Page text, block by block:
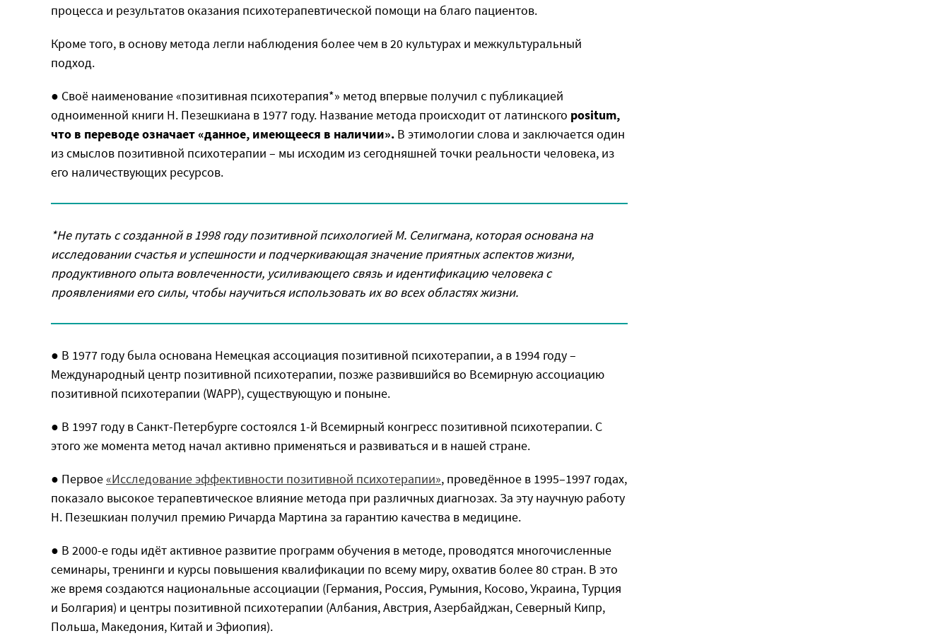
процесса и результатов оказания психотерапевтической помощи на благо пациентов.
Кроме того, в основу метода легли наблюдения более чем в 20 культурах и межкультуральный
подход.
● Своё наименование «позитивная психотерапия*» метод впервые получил с публикацией
одноименной книги Н. Пезешкиана в 1977 году. Название метода происходит от латинского positum,
что в переводе означает «данное, имеющееся в наличии». В этимологии слова и заключается один
из смыслов позитивной психотерапии – мы исходим из сегодняшней точки реальности человека, из
его наличествующих ресурсов.
*Не путать с созданной в 1998 году позитивной психологией М. Селигмана, которая основана на
исследовании счастья и успешности и подчеркивающая значение приятных аспектов жизни,
продуктивного опыта вовлеченности, усиливающего связь и идентификацию человека с
проявлениями его силы, чтобы научиться использовать их во всех областях жизни.
● В 1977 году была основана Немецкая ассоциация позитивной психотерапии, а в 1994 году –
Международный центр позитивной психотерапии, позже развившийся во Всемирную ассоциацию
позитивной психотерапии (WAPP), существующую и поныне.
● В 1997 году в Санкт-Петербурге состоялся 1-й Всемирный конгресс позитивной психотерапии. С
этого же момента метод начал активно применяться и развиваться и в нашей стране.
● Первое«Исследование эффективности позитивной психотерапии», проведённое в 1995–1997 годах,
показало высокое терапевтическое влияние метода при различных диагнозах. За эту научную работу
Н. Пезешкиан получил премию Ричарда Мартина за гарантию качества в медицине.
● В 2000-е годы идёт активное развитие программ обучения в методе, проводятся многочисленные
семинары, тренинги и курсы повышения квалификации по всему миру, охватив более 80 стран. В это
же время создаются национальные ассоциации (Германия, Россия, Румыния, Косово, Украина, Турция
и Болгария) и центры позитивной психотерапии (Албания, Австрия, Азербайджан, Северный Кипр,
Польша, Македония, Китай и Эфиопия).